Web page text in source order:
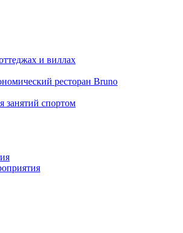
и виллах
ресторан Bruno
занятий спортом